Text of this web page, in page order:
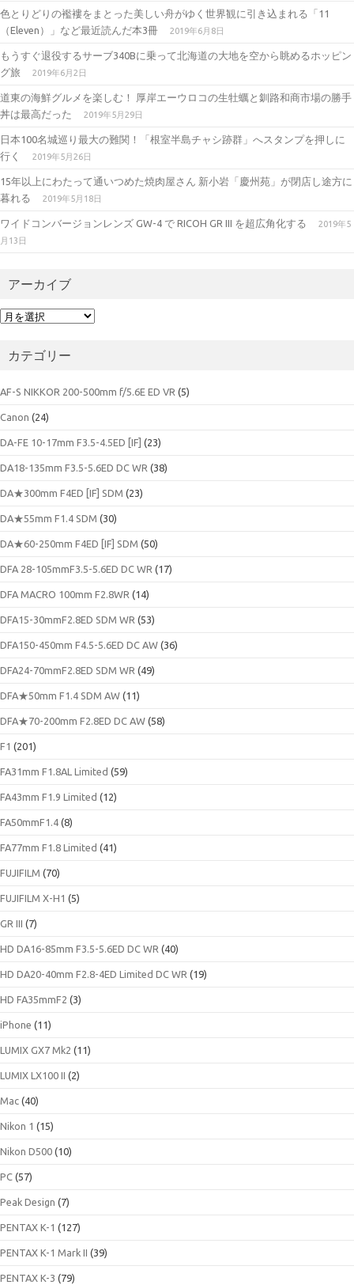
a
m
r
色とりどりの襤褸をまとった美しい舟がゆく世界観に引き込まれる「11
（Eleven）」など最近読んだ本3冊
2019年6月8日
もうすぐ退役するサーブ340Bに乗って北海道の大地を空から眺めるホッピン
グ旅
2019年6月2日
道東の海鮮グルメを楽しむ！ 厚岸エーウロコの生牡蠣と釧路和商市場の勝手
丼は最高だった
2019年5月29日
日本100名城巡り最大の難関！「根室半島チャシ跡群」へスタンプを押しに
行く
2019年5月26日
15年以上にわたって通いつめた焼肉屋さん 新小岩「慶州苑」が閉店し途方に
暮れる
2019年5月18日
ワイドコンバージョンレンズ GW-4 で RICOH GR III を超広角化する
2019年5
月13日
アーカイブ
ア
イカテゴリー
AF-S NIKKOR 200-500mm f/5.6E ED VR (5)
Canon (24)
DA-FE 10-17mm F3.5-4.5ED [IF] (23)
DA18-135mm F3.5-5.6ED DC WR (38)
DA★300mm F4ED [IF] SDM (23)
DA★55mm F1.4 SDM (30)
DA★60-250mm F4ED [IF] SDM (50)
DFA 28-105mmF3.5-5.6ED DC WR (17)
DFA MACRO 100mm F2.8WR (14)
DFA15-30mmF2.8ED SDM WR (53)
DFA150-450mm F4.5-5.6ED DC AW (36)
DFA24-70mmF2.8ED SDM WR (49)
DFA★50mm F1.4 SDM AW (11)
DFA★70-200mm F2.8ED DC AW (58)
F1 (201)
FA31mm F1.8AL Limited (59)
FA43mm F1.9 Limited (12)
FA50mmF1.4 (8)
FA77mm F1.8 Limited (41)
FUJIFILM (70)
FUJIFILM X-H1 (5)
GR III (7)
HD DA16-85mm F3.5-5.6ED DC WR (40)
HD DA20-40mm F2.8-4ED Limited DC WR (19)
HD FA35mmF2 (3)
iPhone (11)
LUMIX GX7 Mk2 (11)
LUMIX LX100 II (2)
Mac (40)
Nikon 1 (15)
Nikon D500 (10)
PC (57)
Peak Design (7)
PENTAX K-1 (127)
PENTAX K-1 Mark II (39)
PENTAX K-3 (79)